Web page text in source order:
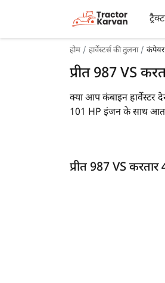
होम हार्वेस्टर्स की तुलना कंपेयर
प्रीत 987 VS
क्या आप कंबाइन हार्वेस्टर
101 HP इंजन के साथ
प्रीत 987 vs करतार
प्रीत 987 VS करतार